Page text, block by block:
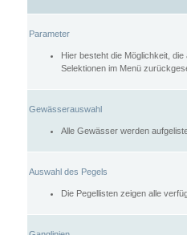
Parameter
Hier besteht die Möglichkeit,
Selektionen im Menü
Gewässerauswahl
Alle Gewässer werden
Auswahl des Pegels
Die Pegellisten zeigen alle